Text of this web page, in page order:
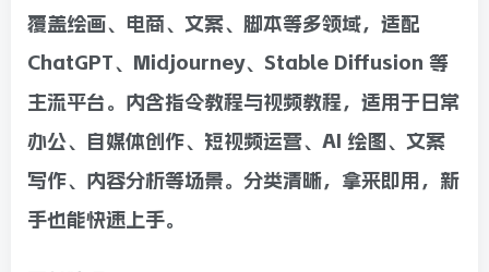
覆盖绘画、电商、文案、脚本等多领域，适配
ChatGPT、Midjourney、Stable Diffusion 等
主流平台。内含指令教程与视频教程，适用于日常
办公、自媒体创作、短视频运营、AI 绘图、文案
写作、内容分析等场景。分类清晰，拿来即用，新
手也能快速上手。